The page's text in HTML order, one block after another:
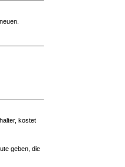
kostet
geben, die